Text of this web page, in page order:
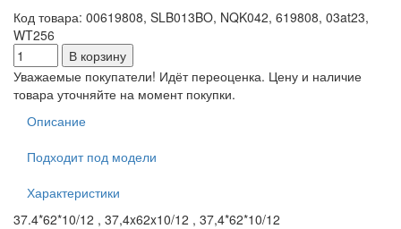
Код товара: 00619808, SLB013BO, NQK042, 619808, 03at23,
WT256
Уважаемые покупатели! Идёт переоценка. Цену и наличие
товара уточняйте на момент покупки.
Описание
Подходит под модели
Характеристики
37.4*62*10/12 , 37,4x62x10/12 , 37,4*62*10/12